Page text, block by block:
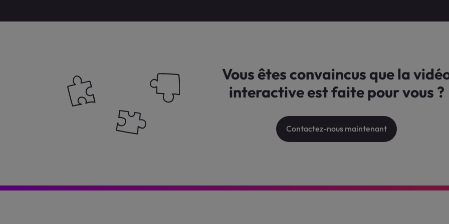
Vous êtes convaincus que la
interactive est faite pour vous ?
Contactez-nous maintenant